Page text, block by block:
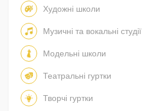
Художні школи
Музичні та вокальні студії
Модельні школи
Театральні гуртки
Творчі гуртки